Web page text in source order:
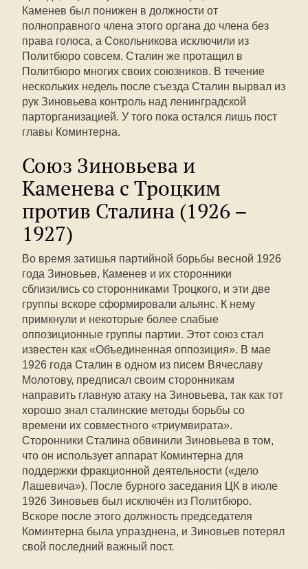
Каменев был понижен в должности от
полноправного члена этого органа до члена без
права голоса, а Сокольникова исключили из
Политбюро совсем. Сталин же протащил в
Политбюро многих своих союзников. В течение
нескольких недель после съезда Сталин вырвал из
рук Зиновьева контроль над ленинградской
парторганизацией. У того пока остался лишь пост
главы Коминтерна.
Союз Зиновьева и
Каменева с Троцким
против Сталина (1926 –
1927)
Во время затишья партийной борьбы весной 1926
года Зиновьев, Каменев и их сторонники
сблизились со сторонниками Троцкого, и эти две
группы вскоре сформировали альянс. К нему
примкнули и некоторые более слабые
оппозиционные группы партии. Этот союз стал
известен как «Объединенная оппозиция». В мае
1926 года Сталин в одном из писем Вячеславу
Молотову, предписал своим сторонникам
направить главную атаку на Зиновьева, так как тот
хорошо знал сталинские методы борьбы со
времени их совместного «триумвирата».
Сторонники Сталина обвинили Зиновьева в том,
что он использует аппарат Коминтерна для
поддержки фракционной деятельности («дело
Лашевича»). После бурного заседания ЦК в июле
1926 Зиновьев был исключён из Политбюро.
Вскоре после этого должность председателя
Коминтерна была упразднена, и Зиновьев потерял
свой последний важный пост.